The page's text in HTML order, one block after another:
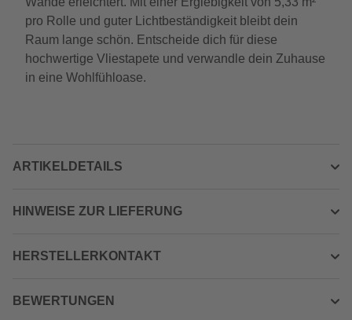
pro Rolle und guter Lichtbeständigkeit bleibt dein
Raum lange schön. Entscheide dich für diese
hochwertige Vliestapete und verwandle dein Zuhause
in eine Wohlfühloase.
ARTIKELDETAILS
HINWEISE ZUR LIEFERUNG
HERSTELLERKONTAKT
BEWERTUNGEN